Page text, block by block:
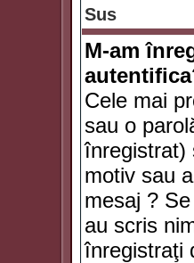
Sus
M-am
Cele mai
sau o
înregistrat)
motiv sau
mesaj ?
au scris
înregistraţi